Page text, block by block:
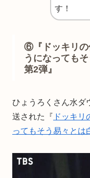
す！
⑥『ドッキリの
うになっても
第2弾』
ひょうろくさん水ダ
送された『 ドッキリ
ってもそう易々とは